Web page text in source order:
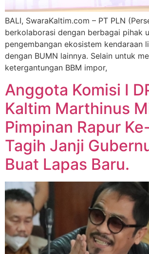
BALI, SwaraKaltim.com – PT PLN
berkolaborasi dengan berbagai pihak
pengembangan ekosistem kendaraan
dengan BUMN lainnya. Selain untuk
ketergantungan BBM impor,
Anggota Komisi I
Kaltim Marthinus
Pimpinan Rapur
Tagih Janji
Buat Lapas Baru.